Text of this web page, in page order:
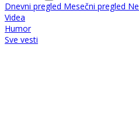
Dnevni pregled Mesečni pregled
Videa
Humor
Sve vesti